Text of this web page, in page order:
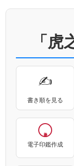
「
✍
書き順を見る
電子印鑑作成